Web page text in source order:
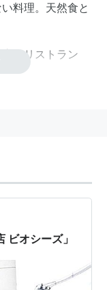
料理。 天然食と
（リストラン
ビオシーズ」